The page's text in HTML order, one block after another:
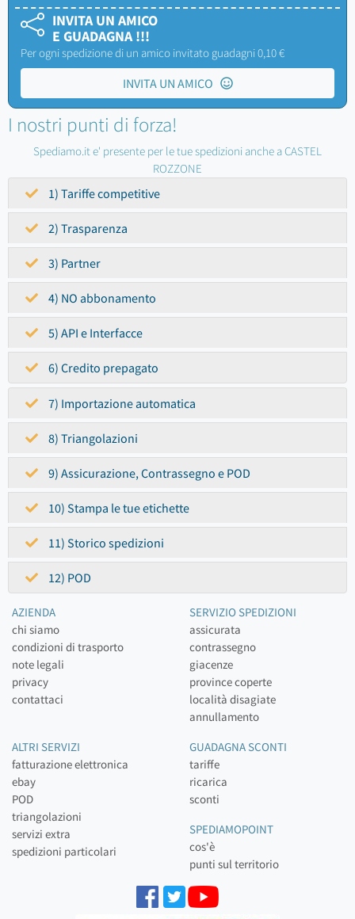
INVITA UN AMICO
E GUADAGNA !!!
Per ogni spedizione di un amico invitato guadagni 0,10 €
INVITA UN AMICO
I nostri punti di forza!
Spediamo.it e' presente per le tue spedizioni anche a CASTEL
ROZZONE
1) Tariffe competitive
2) Trasparenza
3) Partner
4) NO abbonamento
5) API e Interfacce
6) Credito prepagato
7) Importazione automatica
8) Triangolazioni
9) Assicurazione, Contrassegno e POD
10) Stampa le tue etichette
11) Storico spedizioni
12) POD
AZIENDA
chi siamo
condizioni di trasporto
note legali
privacy
contattaci
SERVIZIO SPEDIZIONI
assicurata
contrassegno
giacenze
province coperte
località disagiate
annullamento
ALTRI SERVIZI
fatturazione elettronica
ebay
POD
triangolazioni
servizi extra
spedizioni particolari
GUADAGNA SCONTI
tariffe
ricarica
sconti
SPEDIAMOPOINT
cos'è
punti sul territorio